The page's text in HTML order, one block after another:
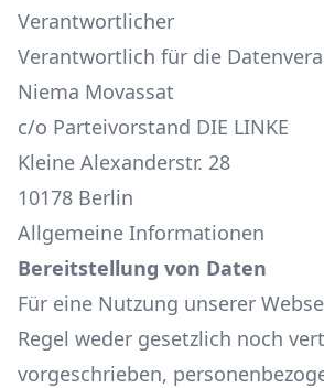
Verantwortlicher
Verantwortlich für die
Niema Movassat
c/o Parteivorstand DIE LINKE
Kleine Alexanderstr. 28
10178 Berlin
Allgemeine Informationen
Bereitstellung von Daten
Für eine Nutzung unserer
Regel weder gesetzlich noch
vorgeschrieben,